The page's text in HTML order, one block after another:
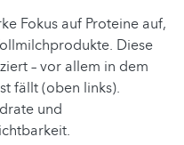
Fokus auf Proteine auf,
Diese
– vor allem in dem
fällt (oben links).
und